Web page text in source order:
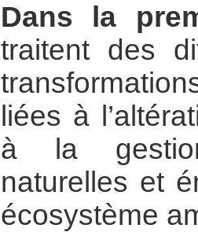
Dans la
traitent des
liées à
à la
naturelles et
écosystème